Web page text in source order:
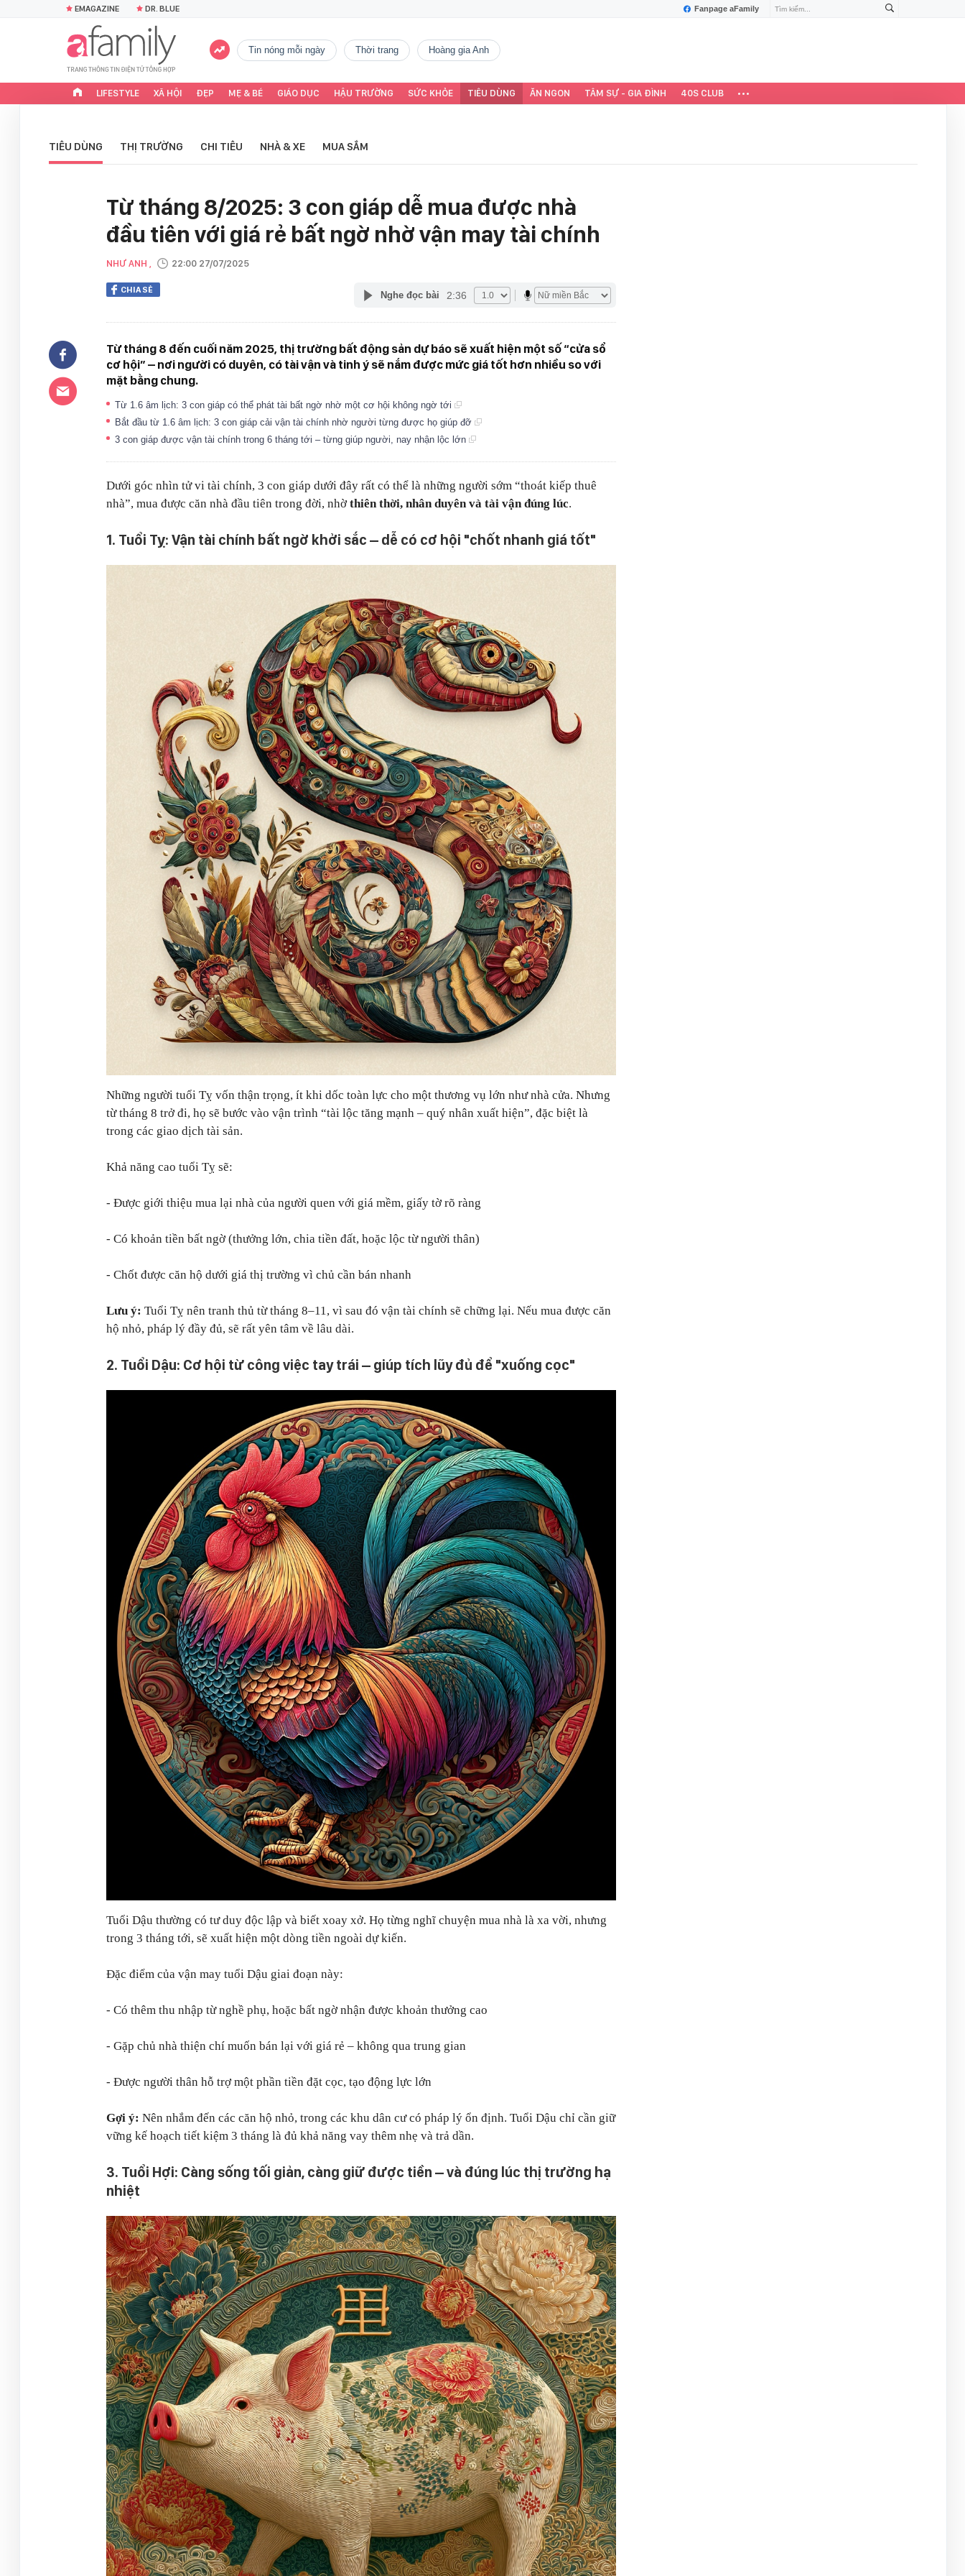
Fanpage aFamily
EMAGAZINE DR. BLUE
tin nóng mỗi ngày thời trang Hoàng gia Anh
LIFESTYLE XÃ HỘI ĐẸP MẸ & BÉ GIÁO DỤC HẬU TRƯỜNG SỨC KHỎE TIÊU DÙNG ĂN NGON TÂM SỰ - GIA ĐÌNH 40S CLUB
TIÊU DÙNG THỊ TRƯỜNG CHI TIÊU NHÀ & XE MUA SẮM
Từ tháng 8/2025: 3 con giáp dễ mua được nhà
đầu tiên với giá rẻ bất ngờ nhờ vận may tài chính
NHƯ ANH , 22:00 27/07/2025
CHIA SẺ Nghe đọc bài 2:36
Từ tháng 8 đến cuối năm 2025, thị trường bất động sản dự báo sẽ xuất hiện một số “cửa sổ
cơ hội” – nơi người có duyên, có tài vận và tinh ý sẽ nắm được mức giá tốt hơn nhiều so với
mặt bằng chung.
Từ 1.6 âm lịch: 3 con giáp có thể phát tài bất ngờ nhờ một cơ hội không ngờ tới
Bắt đầu từ 1.6 âm lịch: 3 con giáp cải vận tài chính nhờ người từng được họ giúp đỡ
3 con giáp được vận tài chính trong 6 tháng tới – từng giúp người, nay nhận lộc lớn
Dưới góc nhìn tử vi tài chính, 3 con giáp dưới đây rất có thể là những người sớm “thoát kiếp thuê
nhà”, mua được căn nhà đầu tiên trong đời, nhờthiên thời, nhân duyên và tài vận đúng lúc.
1. Tuổi Tỵ: Vận tài chính bất ngờ khởi sắc – dễ có cơ hội "chốt nhanh giá tốt"
Những người tuổi Tỵ vốn thận trọng, ít khi dốc toàn lực cho một thương vụ lớn như nhà cửa. Nhưng
từ tháng 8 trở đi, họ sẽ bước vào vận trình “tài lộc tăng mạnh – quý nhân xuất hiện”, đặc biệt là
trong các giao dịch tài sản.
Khả năng cao tuổi Tỵ sẽ:
- Được giới thiệu mua lại nhà của người quen với giá mềm, giấy tờ rõ ràng
- Có khoản tiền bất ngờ (thưởng lớn, chia tiền đất, hoặc lộc từ người thân)
- Chốt được căn hộ dưới giá thị trường vì chủ cần bán nhanh
Lưu ý: Tuổi Tỵ nên tranh thủ từ tháng 8–11, vì sau đó vận tài chính sẽ chững lại. Nếu mua được căn
hộ nhỏ, pháp lý đầy đủ, sẽ rất yên tâm về lâu dài.
2. Tuổi Dậu: Cơ hội từ công việc tay trái – giúp tích lũy đủ để "xuống cọc"
Tuổi Dậu thường có tư duy độc lập và biết xoay xở. Họ từng nghĩ chuyện mua nhà là xa vời, nhưng
trong 3 tháng tới, sẽ xuất hiện một dòng tiền ngoài dự kiến.
Đặc điểm của vận may tuổi Dậu giai đoạn này:
- Có thêm thu nhập từ nghề phụ, hoặc bất ngờ nhận được khoản thưởng cao
- Gặp chủ nhà thiện chí muốn bán lại với giá rẻ – không qua trung gian
- Được người thân hỗ trợ một phần tiền đặt cọc, tạo động lực lớn
Gợi ý: Nên nhắm đến các căn hộ nhỏ, trong các khu dân cư có pháp lý ổn định. Tuổi Dậu chỉ cần giữ
vững kế hoạch tiết kiệm 3 tháng là đủ khả năng vay thêm nhẹ và trả dần.
3. Tuổi Hợi: Càng sống tối giản, càng giữ được tiền – và đúng lúc thị trường hạ
nhiệt